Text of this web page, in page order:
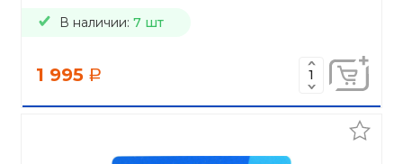
В наличии: 7 шт
1 995 a